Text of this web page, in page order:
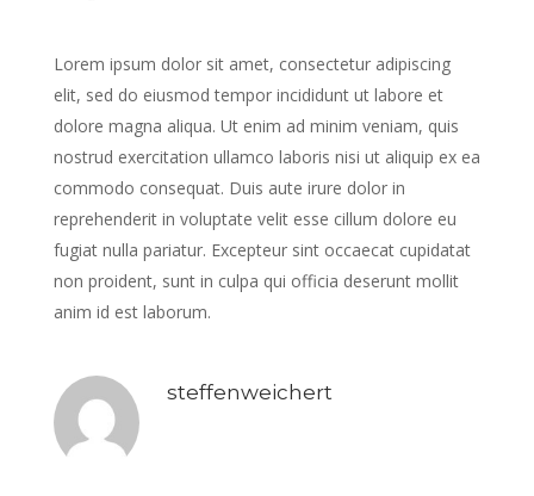
Lorem ipsum dolor sit amet, consectetur adipiscing
elit, sed do eiusmod tempor incididunt ut labore et
dolore magna aliqua. Ut enim ad minim veniam, quis
nostrud exercitation ullamco laboris nisi ut aliquip ex ea
commodo consequat. Duis aute irure dolor in
reprehenderit in voluptate velit esse cillum dolore eu
fugiat nulla pariatur. Excepteur sint occaecat cupidatat
non proident, sunt in culpa qui officia deserunt mollit
anim id est laborum.
steffenweichert